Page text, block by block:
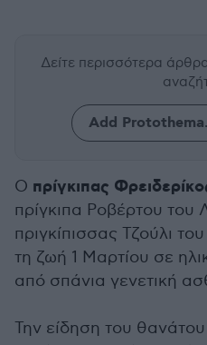
Δείτε περισσότερα
Add
Ο πρίγκιπας
πρίγκιπα Ροβέρτου του
πριγκίπισσας Τζούλι
τη ζωή 1 Μαρτίου σε
από σπάνια γενετική
Την είδηση του